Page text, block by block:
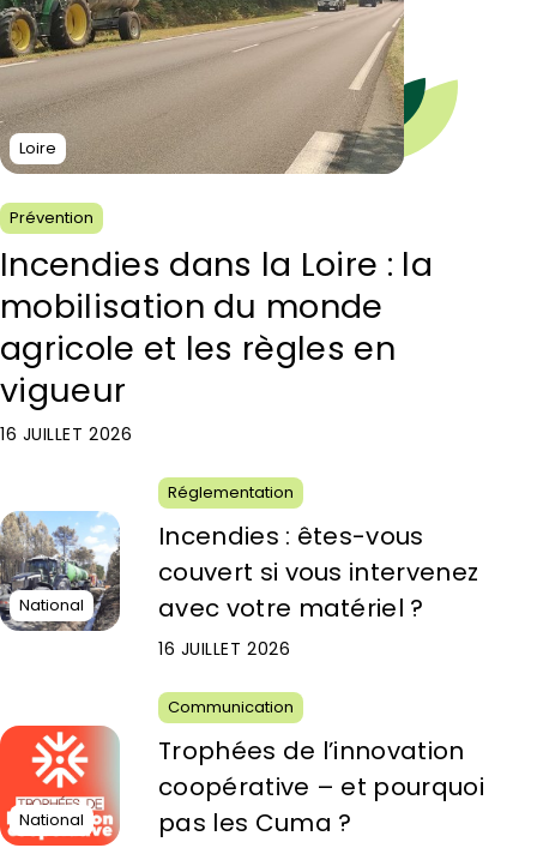
Loire
Prévention
Incendies dans la Loire : la
mobilisation du monde
agricole et les règles en
vigueur
16 JUILLET 2026
National
Réglementation
Incendies : êtes-vous
couvert si vous intervenez
avec votre matériel ?
16 JUILLET 2026
National
Communication
Trophées de l’innovation
coopérative – et pourquoi
pas les Cuma ?